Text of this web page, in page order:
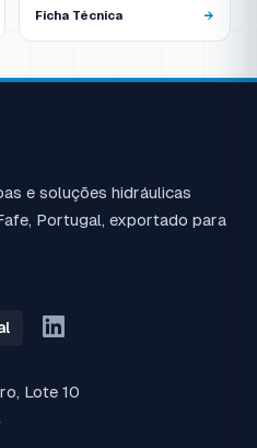
potências até 185kW.
Ficha Técnica
e soluções hidráulicas
Portugal, exportado para
Lote 10